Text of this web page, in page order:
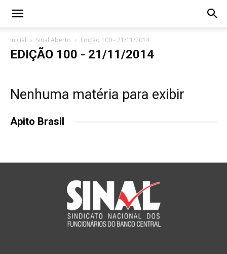
Inicial Sinal Aberto Edição 100 - 21/11/2014
EDIÇÃO 100 - 21/11/2014
Nenhuma matéria para exibir
Apito Brasil